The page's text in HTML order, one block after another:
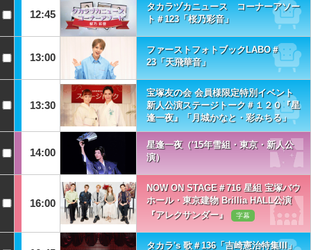
12:45
タカラヅカニュース コーナーアソー
ト＃123「桜乃彩音」
13:00
ファーストフォトブックLABO＃
23「天飛華音」
13:30
宝塚友の会 会員様限定特別イベント
新人公演ステージトーク＃１２０『星
逢一夜』「月城かなと・彩みちる」
14:00
星逢一夜（'15年雪組・東京・新人公
演）
16:00
NOW ON STAGE＃716 星組 宝塚バウ
ホール・東京建物 Brillia HALL公演
『アレクサンダー』
字幕
タカラ's 歌＃136「吉崎憲治特集III」